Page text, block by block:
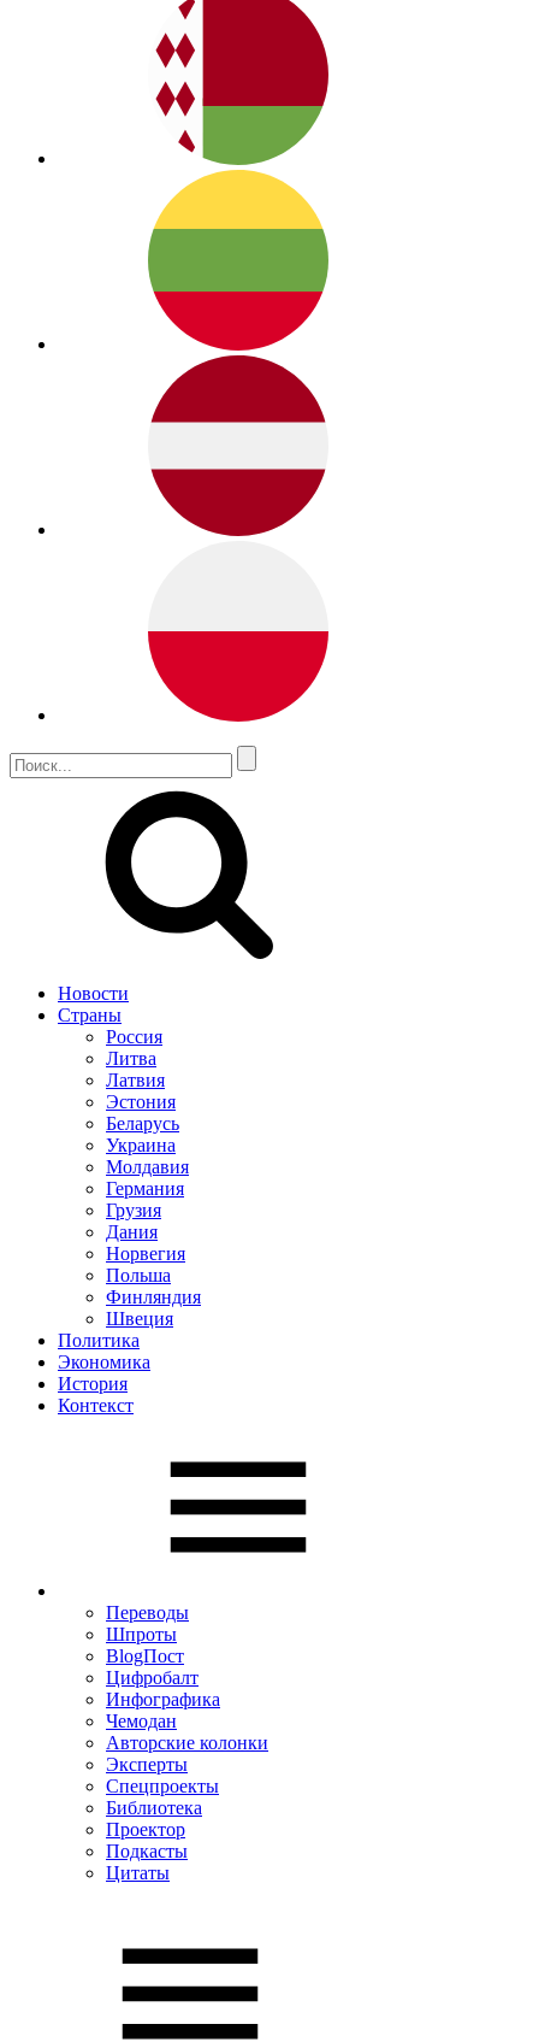
Новости
Страны
Россия
Литва
Латвия
Эстония
Беларусь
Украина
Молдавия
Германия
Грузия
Дания
Норвегия
Польша
Финляндия
Швеция
Политика
Экономика
История
Контекст
Переводы
Шпроты
BlogПост
Цифробалт
Инфографика
Чемодан
Авторские колонки
Эксперты
Спецпроекты
Библиотека
Проектор
Подкасты
Цитаты